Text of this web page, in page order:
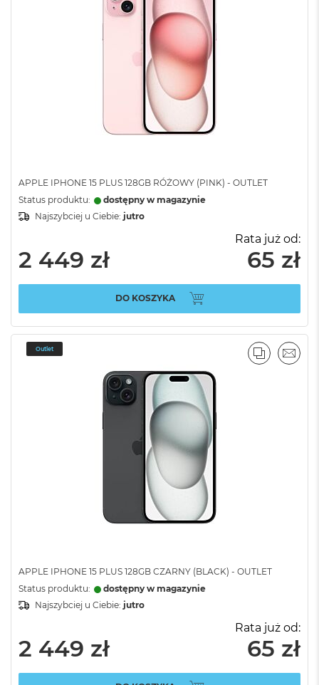
APPLE IPHONE 15 PLUS 128GB RÓŻOWY (PINK) - OUTLET
Status produktu:
dostępny w magazynie
Najszybciej u Ciebie: jutro
2 449 zł
Rata już od:
65 zł
DO KOSZYKA
Outlet
APPLE IPHONE 15 PLUS 128GB CZARNY (BLACK) - OUTLET
Status produktu:
dostępny w magazynie
Najszybciej u Ciebie: jutro
2 449 zł
Rata już od:
65 zł